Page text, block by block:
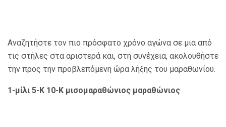
Αναζητήστε τον πιο πρόσφατο χρόνο αγώνα σε μια από
τις στήλες στα αριστερά και, στη συνέχεια, ακολουθήστε
την προς την προβλεπόμενη ώρα λήξης του μαραθωνίου.
1-μίλι 5-Κ 10-Κ μισομαραθώνιος μαραθώνιος